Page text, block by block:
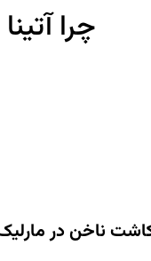
چرا
ناخن در